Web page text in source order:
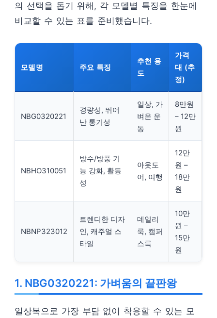
의 선택을 돕기 위해, 각 모델별 특징을 한눈에
비교할 수 있는 표를 준비했습니다.
모델명 주요 특징
추천 용
도
가격
대 (추
정)
NBG0320221
경량성, 뛰어
난 통기성
일상, 가
벼운 운
동
8만원
– 12만
원
NBHO310051
방수/방풍 기
능 강화, 활동
성
아웃도
어, 여행
12만
원 –
18만
원
NBNP323012
트렌디한 디자
인, 캐주얼 스
타일
데일리
룩, 캠퍼
스룩
10만
원 –
15만
원
1. NBG0320221: 가벼움의 끝판왕
일상복으로 가장 부담 없이 착용할 수 있는 모